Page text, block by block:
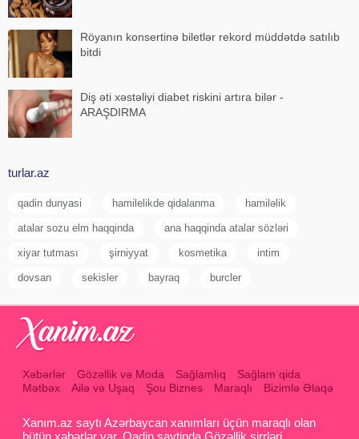
Röyanın konsertinə biletlər rekord müddətdə satılıb
bitdi
Diş əti xəstəliyi diabet riskini artıra bilər -
ARAŞDIRMA
turlar.az
qadin dunyasi hamilelikde qidalanma hamiləlik
atalar sozu elm haqqinda ana haqqinda atalar sözləri
xiyar tutması şirniyyat kosmetika intim
dovsan sekisler bayraq burcler
Xəbərlər Gözəllik və Moda Sağlamlıq
Sağlam qida
Mətbəx
Ailə və Uşaq Şou Biznes Maraqlı Bizimlə Əlaqə
Xanım.az saytı Azərbaycan xanımları üçün maraqlı olan